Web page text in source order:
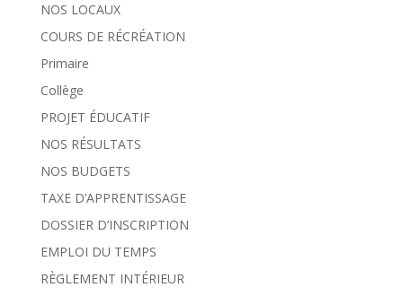
NOS LOCAUX
COURS DE RÉCRÉATION
Primaire
Collège
PROJET ÉDUCATIF
NOS RÉSULTATS
NOS BUDGETS
TAXE D’APPRENTISSAGE
DOSSIER D’INSCRIPTION
EMPLOI DU TEMPS
RÈGLEMENT INTÉRIEUR